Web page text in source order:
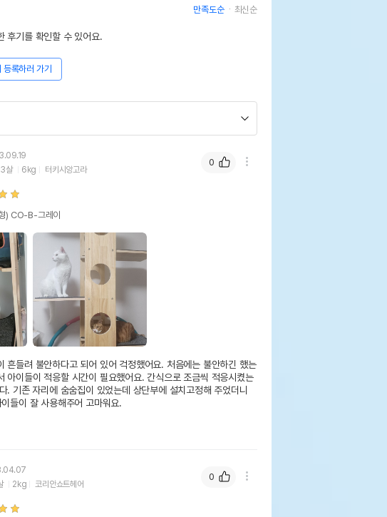
만족도순 최신순
후기를 확인할 수 있어요.
등록하러 가기
3살 6kg 터키시앙고라
) CO-B-그레이
흔들려 불안하다고 되어 있어 걱정했어요. 처음에는 불안하긴 했는
아이들이 적응할 시간이 필요했어요. 간식으로 조금씩 적응시켰는
. 기존 자리에 숨숨집이 있었는데 상단부에 설치고정해 주었더니
들이 잘 사용해주어 고마워요.
0
2kg 코리안쇼트헤어
0